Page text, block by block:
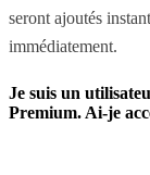
seront ajoutés
immédiatement.
Je suis un
Premium. Ai-je